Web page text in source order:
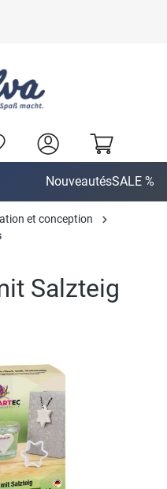
NouveautésSALE %
et conception
Salzteig